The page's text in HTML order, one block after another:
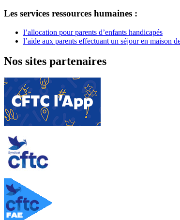
Les services ressources humaines :
l’allocation pour parents d’enfants handicapés
l’aide aux parents effectuant un séjour en maison
Nos sites partenaires